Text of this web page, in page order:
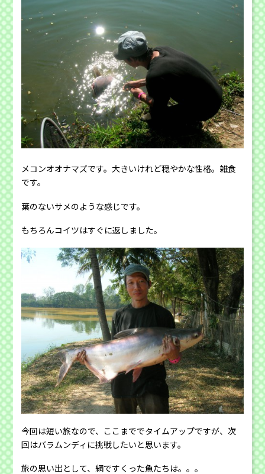
メコンオオナマズです。大きいけれど穏やかな性格。雑食
です。
葉のないサメのような感じです。
もちろんコイツはすぐに返しました。
今回は短い旅なので、ここまででタイムアップですが、次
回はバラムンディに挑戦したいと思います。
旅の思い出として、網ですくった魚たちは。。。